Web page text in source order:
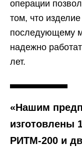
операции
том, что
последующему
надежно
лет.
«Нашим
изготовлены
РИТМ-200 и